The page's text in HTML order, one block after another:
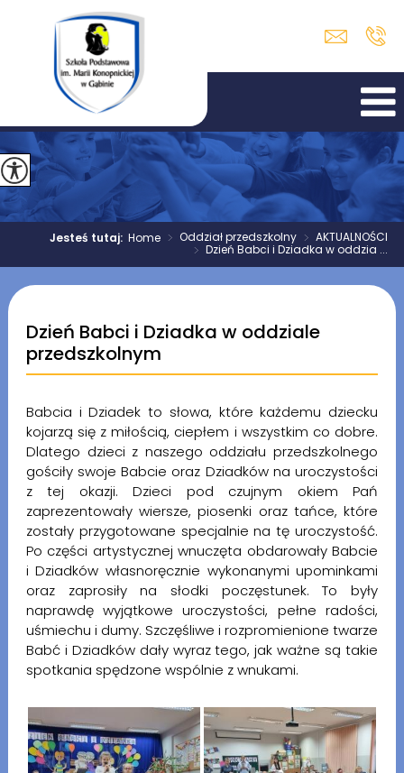
Jesteś tutaj:Home > Oddział przedszkolny > AKTUALNOŚCI
> Dzień Babci i Dziadka w oddzia ...
Dzień Babci i Dziadka w oddziale
przedszkolnym
Babcia i Dziadek to słowa, które każdemu dziecku
kojarzą się z miłością, ciepłem i wszystkim co dobre.
Dlatego dzieci z naszego oddziału przedszkolnego
gościły swoje Babcie oraz Dziadków na uroczystości
z tej okazji. Dzieci pod czujnym okiem Pań
zaprezentowały wiersze, piosenki oraz tańce, które
zostały przygotowane specjalnie na tę uroczystość.
Po części artystycznej wnuczęta obdarowały Babcie
i Dziadków własnoręcznie wykonanymi upominkami
oraz zaprosiły na słodki poczęstunek. To były
naprawdę wyjątkowe uroczystości, pełne radości,
uśmiechu i dumy. Szczęśliwe i rozpromienione twarze
Babć i Dziadków dały wyraz tego, jak ważne są takie
spotkania spędzone wspólnie z wnukami.